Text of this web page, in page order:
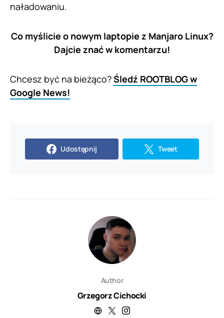
naładowaniu.
Co myślicie o nowym laptopie z Manjaro Linux?
Dajcie znać w komentarzu!
Chcesz być na bieżąco?Śledź ROOTBLOG w
Google News!
Udostępnij Tweet
Author
Grzegorz Cichocki